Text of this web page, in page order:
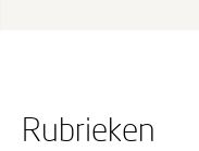
Rubrieken